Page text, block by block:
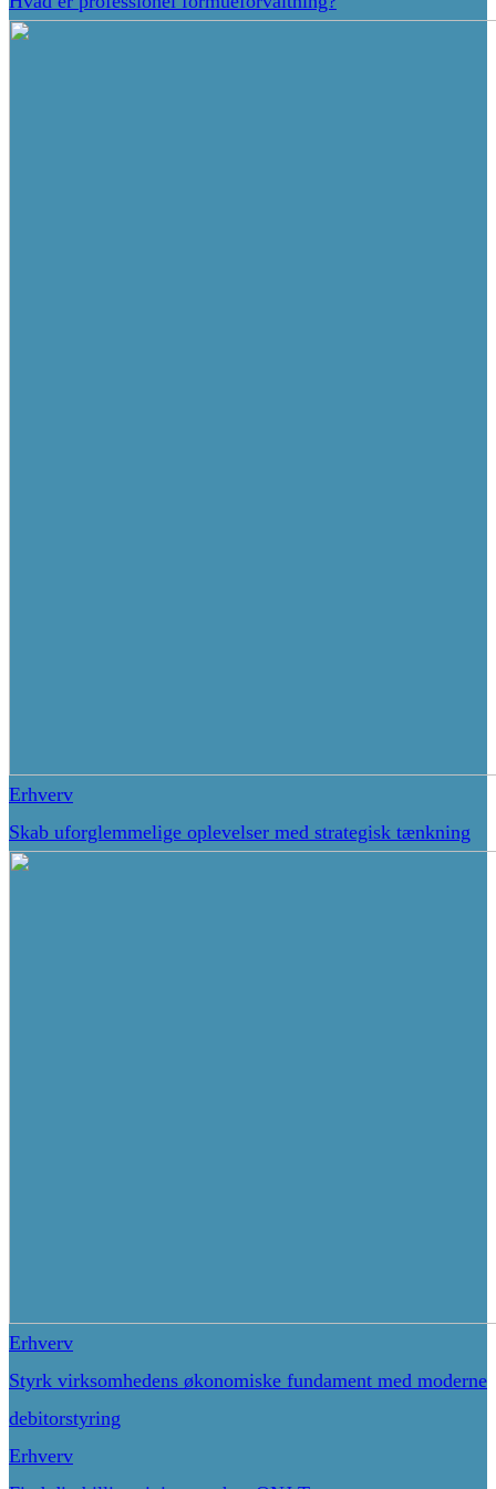
Erhverv
Skab uforglemmelige oplevelser med strategisk tænkning
Erhverv
Styrk virksomhedens økonomiske fundament med moderne
debitorstyring
Erhverv